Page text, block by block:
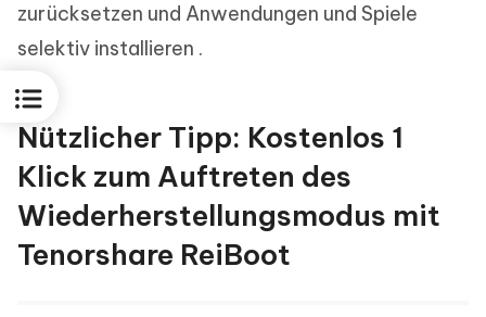
zurücksetzen und Anwendungen und Spiele
selektiv installieren .
Nützlicher Tipp: Kostenlos 1
Klick zum Auftreten des
Wiederherstellungsmodus mit
Tenorshare ReiBoot